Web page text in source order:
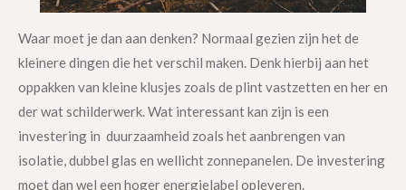
Waar moet je dan aan denken? Normaal gezien zijn het de
kleinere dingen die het verschil maken. Denk hierbij aan het
oppakken van kleine klusjes zoals de plint vastzetten en her en
der wat schilderwerk. Wat interessant kan zijn is een
investering in duurzaamheid zoals het aanbrengen van
isolatie, dubbel glas en wellicht zonnepanelen. De investering
moet dan wel een hoger energielabel opleveren.